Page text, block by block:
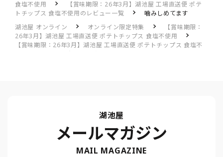
食塩不使用
【賞味期限：26年3月】湖池屋 工場直送便 ポテ
トチップス 食塩不使用のレビュー一覧
噛みしめてます
湖池屋 オンライン
オンライン限定特集
【賞味期限：
26年3月】湖池屋 工場直送便 ポテトチップス 食塩不使用
【賞味期限：26年3月】湖池屋 工場直送便 ポテトチップス 食塩不
湖池屋
メールマガジン
MAIL MAGAZINE